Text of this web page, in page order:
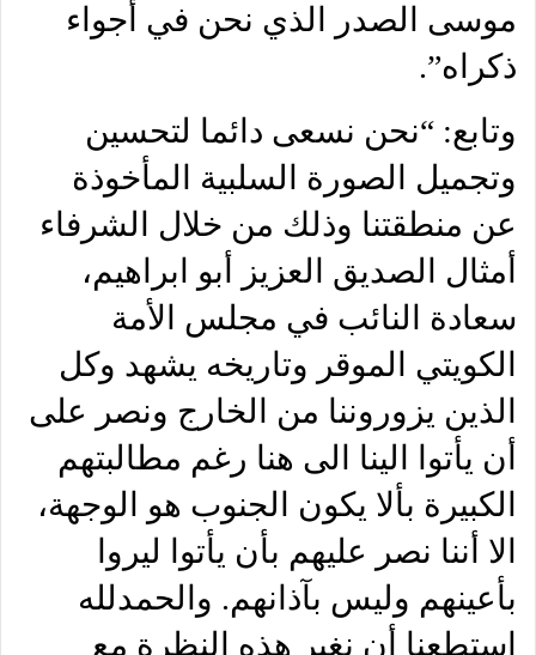
موسى الصدر الذي نحن في أجواء
ذكراه”.
وتابع: “نحن نسعى دائما لتحسين
وتجميل الصورة السلبية المأخوذة
عن منطقتنا وذلك من خلال الشرفاء
أمثال الصديق العزيز أبو ابراهيم،
سعادة النائب في مجلس الأمة
الكويتي الموقر وتاريخه يشهد وكل
الذين يزوروننا من الخارج ونصر على
أن يأتوا الينا الى هنا رغم مطالبتهم
الكبيرة بألا يكون الجنوب هو الوجهة،
الا أننا نصر عليهم بأن يأتوا ليروا
بأعينهم وليس بآذانهم. والحمدلله
استطعنا أن نغير هذه النظرة مع